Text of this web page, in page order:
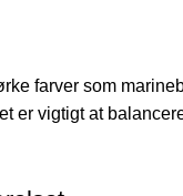
farver som
vigtigt at